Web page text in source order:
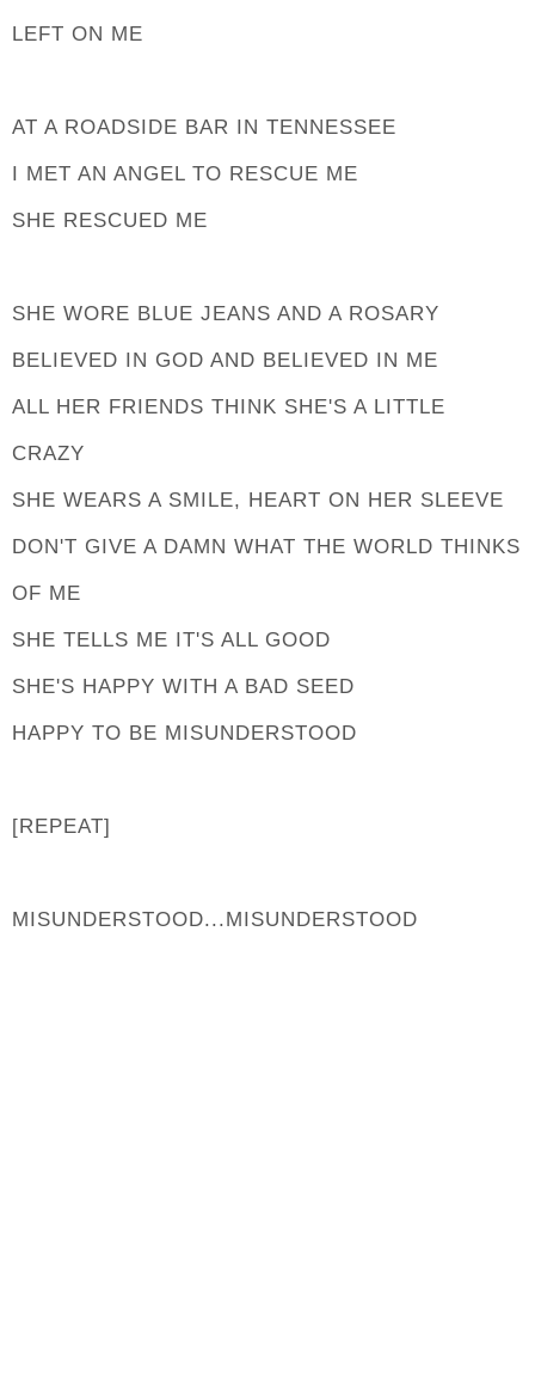
LEFT ON ME
AT A ROADSIDE BAR IN TENNESSEE
I MET AN ANGEL TO RESCUE ME
SHE RESCUED ME
SHE WORE BLUE JEANS AND A ROSARY
BELIEVED IN GOD AND BELIEVED IN ME
ALL HER FRIENDS THINK SHE'S A LITTLE
CRAZY
SHE WEARS A SMILE, HEART ON HER SLEEVE
DON'T GIVE A DAMN WHAT THE WORLD THINKS
OF ME
SHE TELLS ME IT'S ALL GOOD
SHE'S HAPPY WITH A BAD SEED
HAPPY TO BE MISUNDERSTOOD
[REPEAT]
MISUNDERSTOOD...MISUNDERSTOOD